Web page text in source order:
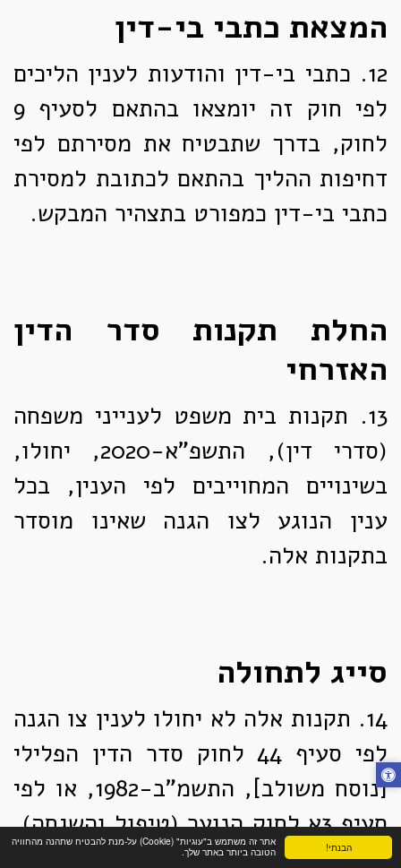
הבנתי!
אתר זה משתמש ב"עוגיות" (Cookie) על-מנת להבטיח שתהנה מהחוויה
הטובה ביותר באתר שלך.
המצאת כתבי בי-דין
12. כתבי בי-דין והודעות לענין הליכים
לפי חוק זה יומצאו בהתאם לסעיף 9
לחוק, בדרך שתבטיח את מסירתם לפי
דחיפות ההליך בהתאם לכתובת למסירת
כתבי בי-דין כמפורט בתצהיר המבקש.
החלת תקנות סדר הדין
האזרחי
13.
תקנות בית משפט לענייני משפחה
(סדרי דין), התשפ"א-2020, יחולו,
בשינויים המחוייבים לפי הענין, בכל
ענין הנוגע לצו הגנה שאינו מוסדר
בתקנות אלה.
סייג לתחולה
14. תקנות אלה לא יחולו לענין צו הגנה
לפי סעיף 44 לחוק סדר הדין הפלילי
[נוסח משולב], התשמ"ב-1982, או לפי
סעיף 3א לחוק הנוער (טיפול והשגחה),
התש"ך-1960.